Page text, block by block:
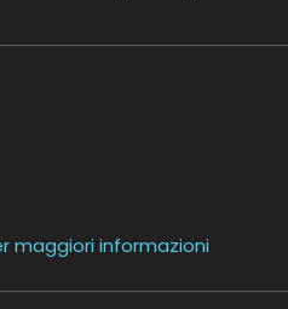
informazioni